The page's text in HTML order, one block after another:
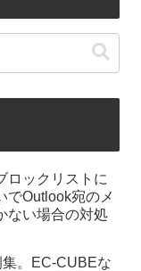
ロックリストに
でOutlook宛のメ
ない場合の対処
。EC-CUBEな